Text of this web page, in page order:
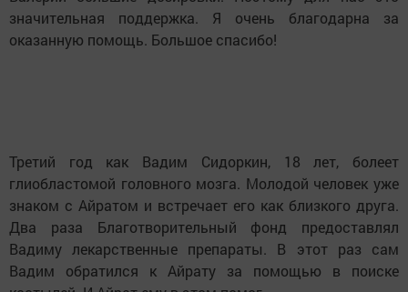
значительная поддержка. Я очень благодарна за
оказанную помощь. Большое спасибо!
Третий год как Вадим Сидоркин, 18 лет, болеет
глиобластомой головного мозга. Молодой человек уже
знаком с Айратом и встречает его как близкого друга.
Два раза Благотворительный фонд предоставлял
Вадиму лекарственные препараты. В этот раз сам
Вадим обратился к Айрату за помощью в поиске